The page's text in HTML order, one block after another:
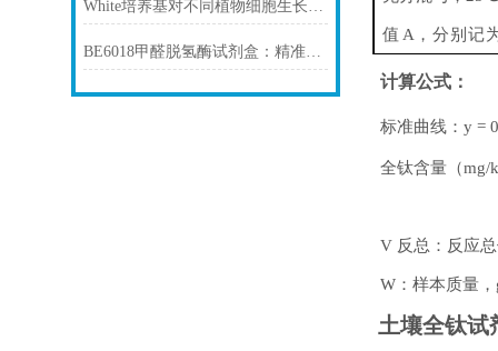
White培养基对不同植物细胞生长的影响
BE6018甲醛脱氢酶试剂盒：精准检测赋能多领域，标准化流程破解行业痛点
值 A ，分别记
计算公式：
标准曲线： y =
全钛含量（mg/
V 反总：反应
W：样本质量，
土壤全钛试